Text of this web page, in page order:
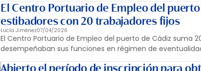
El Centro Portuario de Empleo del
estibadores con 20 trabajadores fijos
Lucía Jiménez07/04/2026
El Centro Portuario de Empleo del puerto de Cádiz suma
desempeñaban sus funciones en régimen de
Abierto el período de inscripción para